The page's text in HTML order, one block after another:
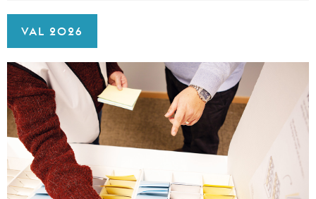
VAL 2026